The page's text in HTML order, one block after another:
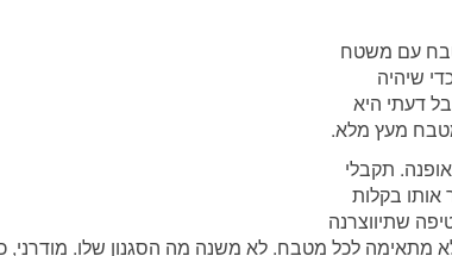
עם משטח
שיהיה
דעתי היא
מעץ מלא.
תקבלי
אותו בקלות
שתיווצרנה
מתאימה לכל מטבח. לא משנה מה הסגנון שלו. מודרני,